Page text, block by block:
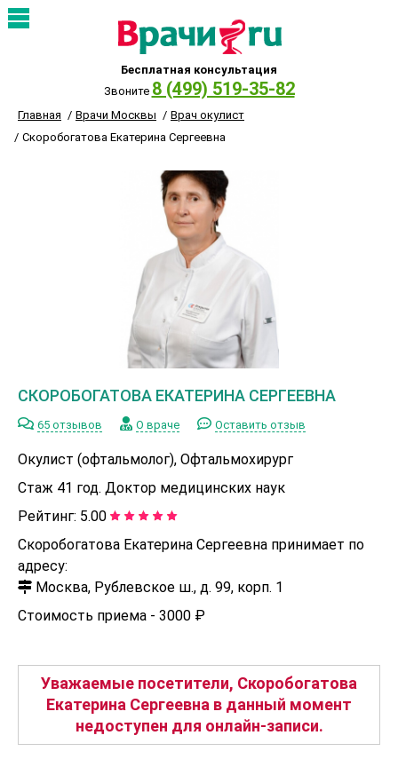
Бесплатная консультация
Звоните 8 (499) 519-35-82
Главная Врачи Москвы
Врач окулист
Скоробогатова Екатерина Сергеевна
СКОРОБОГАТОВА ЕКАТЕРИНА СЕРГЕЕВНА
65 отзывов О враче Оставить отзыв
Окулист (офтальмолог), Офтальмохирург
Стаж 41 год. Доктор медицинских наук
Рейтинг: 5.00
Скоробогатова Екатерина Сергеевна принимает по
адресу:
Москва, Рублевское ш., д. 99, корп. 1
Стоимость приема - 3000 ₽
Уважаемые посетители, Скоробогатова
Екатерина Сергеевна в данный момент
недоступен для онлайн-записи.